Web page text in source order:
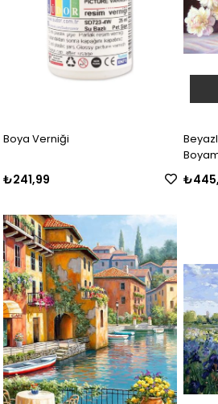
Boya Verniği
₺241,99